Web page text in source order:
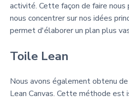
activité. Cette façon de faire
nous concentrer sur nos idées
permet d'élaborer un plan plus
Toile Lean
Nous avons également obtenu
Lean Canvas. Cette méthode est